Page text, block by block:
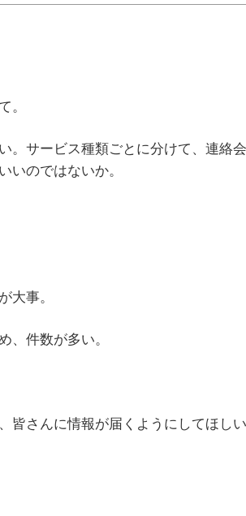
。
。サービス種類ごとに分けて、連絡
いのではないか。
大事。
、件数が多い。
皆さんに情報が届くようにしてほしい